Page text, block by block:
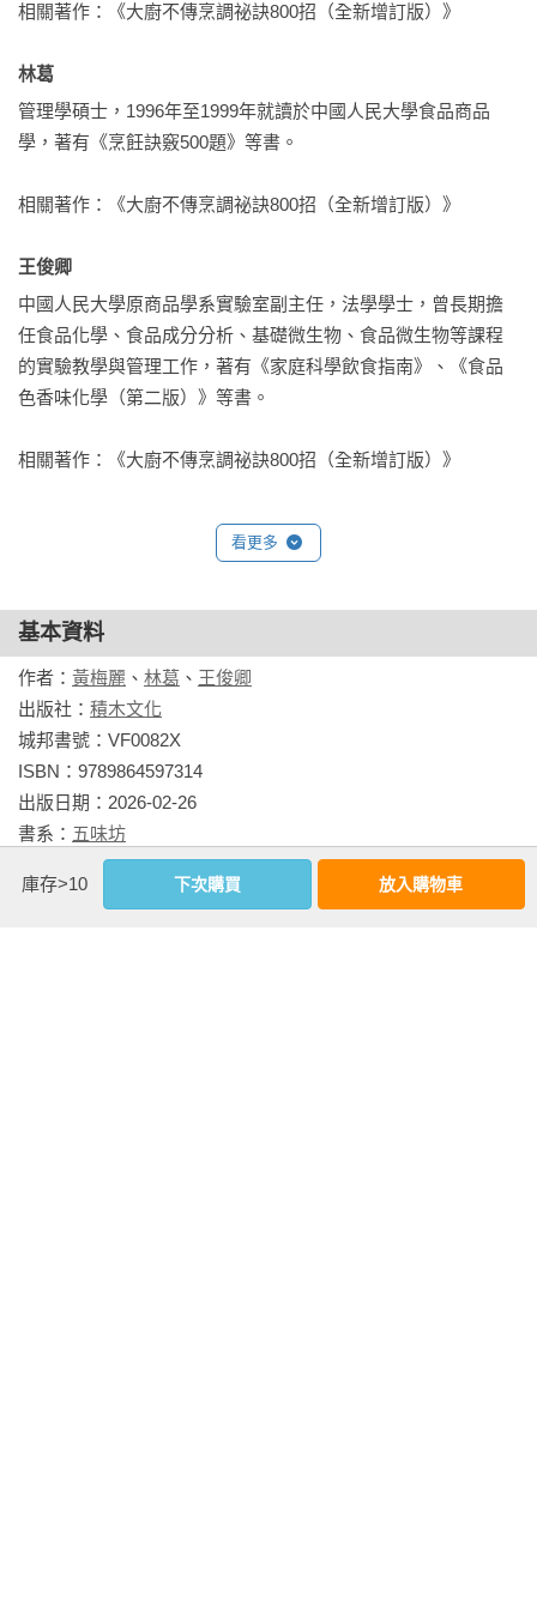
怎麼切、怎麼洗，可以減少食材營養流失？
適合短時間加熱的烹調方式有哪些？
適合長時間加熱的烹調方式有哪些？
如何用「目測法」掌握油溫？
澤變化等十一個單元，內容豐富，易學易懂，是一部兼具理
在烹調教學界這麼多年來，我深深覺得，烹調是一門綜合性的
深具特色的技能。烹調時，我們常被一些看似簡單，卻學問不
不了解其中的原理。因此辛苦烹調出來的料理，常不符合食品
科學的原則和營養要求。
許多家庭主婦即使採購了當令新鮮食材，卻怎麼也料理不出
色、香、味俱全的營養佳肴。其實，只要花點時間，了解食材
可以在家料理出媲美五星級飯店的美味好菜。
近年來，坊間有許多以介紹菜色、作法為主的食譜書陸續出
版，的確帶給喜愛烹調的朋友各種不同視野，無形中也提升了
足做菜時遇到的各種疑難雜症。這時，如果手邊擁有一本《大
廚不傳烹調祕訣800招》，若遇到無法處理的陌生食材，就可以
隨時翻閱，可說是廚房的好幫手！相信，只要此書在手，烹調
時一定更得心應手！
相關著作：《大廚不傳烹調祕訣800招（全新增訂版）》
林葛
管理學碩士，1996年至1999年就讀於中國人民大學食品商品
學，著有《烹飪訣竅500題》等書。
相關著作：《大廚不傳烹調祕訣800招（全新增訂版）》
王俊卿
中國人民大學原商品學系實驗室副主任，法學學士，曾長期擔
任食品化學、食品成分分析、基礎微生物、食品微生物等課程
的實驗教學與管理工作，著有《家庭科學飲食指南》、《食品
色香味化學（第二版）》等書。
相關著作：《大廚不傳烹調祕訣800招（全新增訂版）》
看更多
基本資料
作者： 黃梅麗 、 林葛 、 王俊卿
出版社： 積木文化
城邦書號：VF0082X
ISBN：9789864597314
出版日期：2026-02-26
書系： 五味坊
規格：平裝 / 單色 / 348頁 / 17cm×23cm
庫存>10 下次購買 放入購物車